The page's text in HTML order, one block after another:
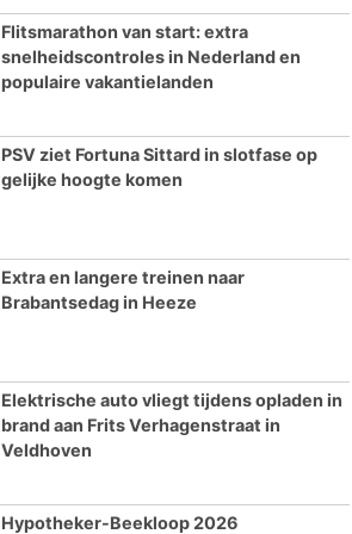
Flitsmarathon van start: extra
snelheidscontroles in Nederland en
populaire vakantielanden
PSV ziet Fortuna Sittard in slotfase op
gelijke hoogte komen
Extra en langere treinen naar
Brabantsedag in Heeze
Elektrische auto vliegt tijdens opladen in
brand aan Frits Verhagenstraat in
Veldhoven
Hypotheker-Beekloop 2026